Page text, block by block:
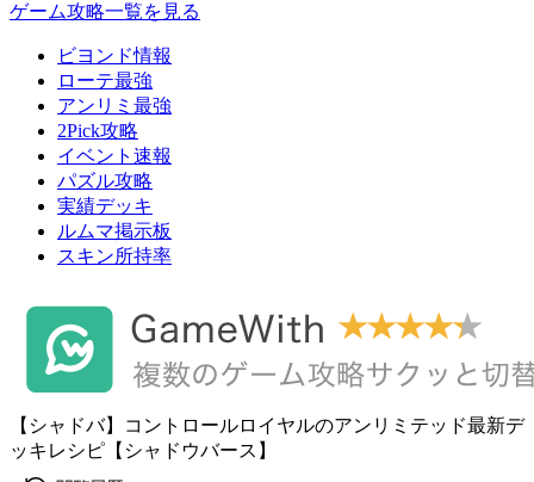
ゲーム攻略一覧を見る
ビヨンド情報
ローテ最強
アンリミ最強
2Pick攻略
イベント速報
パズル攻略
実績デッキ
ルムマ掲示板
スキン所持率
【シャドバ】コントロールロイヤルのアンリミテッド最新デ
ッキレシピ【シャドウバース】